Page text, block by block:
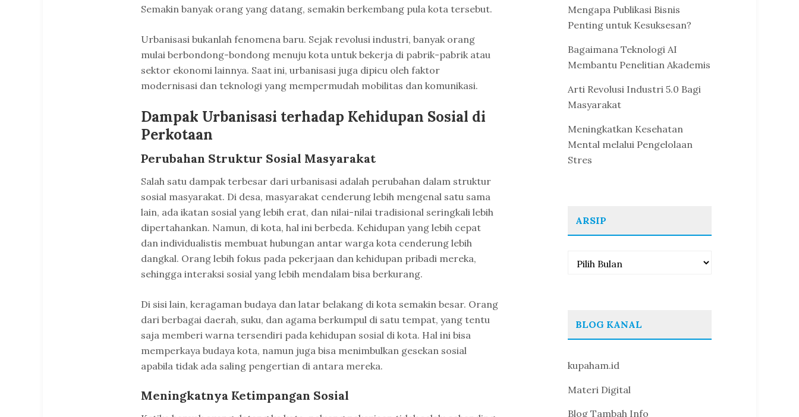
Semakin banyak orang yang datang, semakin berkembang pula kota tersebut.
Urbanisasi bukanlah fenomena baru. Sejak revolusi industri, banyak orang
mulai berbondong-bondong menuju kota untuk bekerja di pabrik-pabrik atau
sektor ekonomi lainnya. Saat ini, urbanisasi juga dipicu oleh faktor
modernisasi dan teknologi yang mempermudah mobilitas dan komunikasi.
Dampak Urbanisasi terhadap Kehidupan Sosial di
Perkotaan
Perubahan Struktur Sosial Masyarakat
Salah satu dampak terbesar dari urbanisasi adalah perubahan dalam struktur
sosial masyarakat. Di desa, masyarakat cenderung lebih mengenal satu sama
lain, ada ikatan sosial yang lebih erat, dan nilai-nilai tradisional seringkali lebih
dipertahankan. Namun, di kota, hal ini berbeda. Kehidupan yang lebih cepat
dan individualistis membuat hubungan antar warga kota cenderung lebih
dangkal. Orang lebih fokus pada pekerjaan dan kehidupan pribadi mereka,
sehingga interaksi sosial yang lebih mendalam bisa berkurang.
Di sisi lain, keragaman budaya dan latar belakang di kota semakin besar. Orang
dari berbagai daerah, suku, dan agama berkumpul di satu tempat, yang tentu
saja memberi warna tersendiri pada kehidupan sosial di kota. Hal ini bisa
memperkaya budaya kota, namun juga bisa menimbulkan gesekan sosial
apabila tidak ada saling pengertian di antara mereka.
Meningkatnya Ketimpangan Sosial
Mengapa Publikasi Bisnis
Penting untuk Kesuksesan?
Bagaimana Teknologi AI
Membantu Penelitian Akademis
Arti Revolusi Industri 5.0 Bagi
Masyarakat
Meningkatkan Kesehatan
Mental melalui Pengelolaan
Stres
ARSIP
Arsip
BLOG KANAL
kupaham.id
Materi Digital
Blog Tambah Info